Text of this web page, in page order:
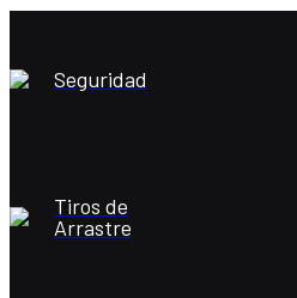
Seguridad
Tiros de
Arrastre